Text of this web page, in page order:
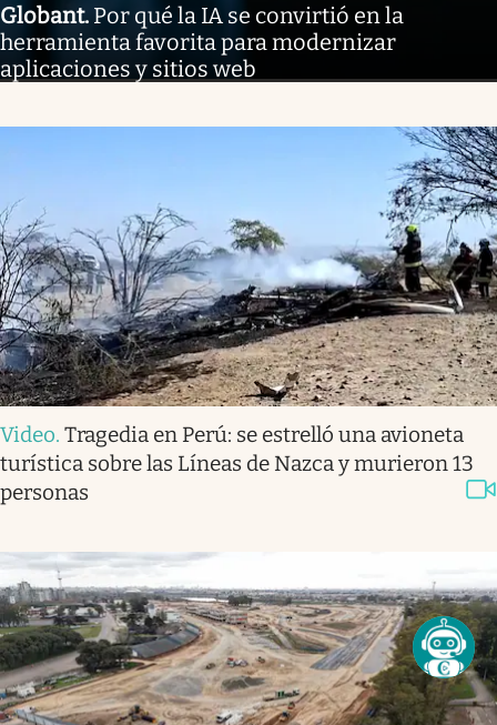
Globant. Por qué la IA se convirtió en la
herramienta favorita para modernizar
aplicaciones y sitios web
Video. Tragedia en Perú: se estrelló una avioneta
turística sobre las Líneas de Nazca y murieron 13
personas